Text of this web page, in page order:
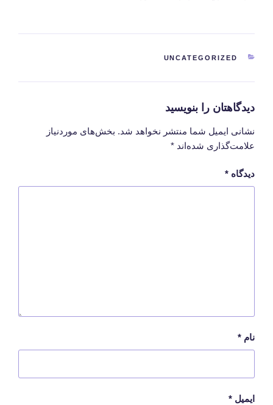
دسته‌ها
UNCATEGORIZED
دیدگاهتان را بنویسید
نشانی ایمیل شما منتشر نخواهد شد. بخش‌های موردنیاز
علامت‌گذاری شده‌اند *
دیدگاه *
نام *
ایمیل *